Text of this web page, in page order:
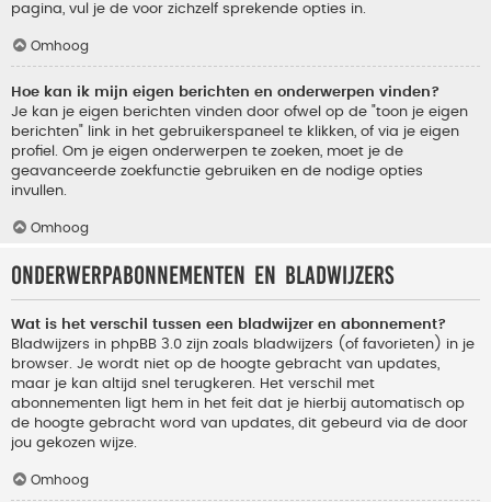
pagina, vul je de voor zichzelf sprekende opties in.
Omhoog
Hoe kan ik mijn eigen berichten en onderwerpen vinden?
Je kan je eigen berichten vinden door ofwel op de "toon je eigen
berichten" link in het gebruikerspaneel te klikken, of via je eigen
profiel. Om je eigen onderwerpen te zoeken, moet je de
geavanceerde zoekfunctie gebruiken en de nodige opties
invullen.
Omhoog
Onderwerpabonnementen en bladwijzers
Wat is het verschil tussen een bladwijzer en abonnement?
Bladwijzers in phpBB 3.0 zijn zoals bladwijzers (of favorieten) in je
browser. Je wordt niet op de hoogte gebracht van updates,
maar je kan altijd snel terugkeren. Het verschil met
abonnementen ligt hem in het feit dat je hierbij automatisch op
de hoogte gebracht word van updates, dit gebeurd via de door
jou gekozen wijze.
Omhoog